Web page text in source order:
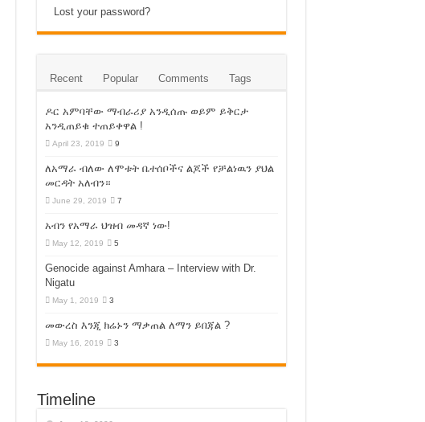
Lost your password?
Recent Popular Comments Tags
ዶር አምባቸው ማብራሪያ አንዲሰጡ ወይም ይቅርታ
አንዲጠይቁ ተጠይቀዋል !
April 23, 2019 9
ለአማራ ብለው ለሞቱት ቤተሰቦችና ልጆች የቻልነዉን ያህል
መርዳት አለብን።
June 29, 2019 7
አብን የአማራ ህዝብ መዳኛ ነው!
May 12, 2019 5
Genocide against Amhara – Interview with Dr.
Nigatu
May 1, 2019 3
መውረስ እንጂ ክሬኑን ማቃጠል ለማን ይበጃል ?
May 16, 2019 3
Timeline